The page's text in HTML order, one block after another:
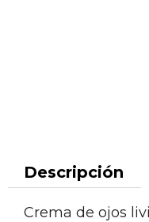
Descripción
Crema de ojos